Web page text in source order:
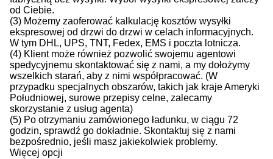
od Ciebie.
(3) Możemy zaoferować kalkulację kosztów wysyłki
ekspresowej od drzwi do drzwi w celach informacyjnych.
W tym DHL, UPS, TNT, Fedex, EMS i poczta lotnicza.
(4) Klient może również pozwolić swojemu agentowi
spedycyjnemu skontaktować się z nami, a my dołożymy
wszelkich starań, aby z nimi współpracować. (W
przypadku specjalnych obszarów, takich jak kraje Ameryki
Południowej, surowe przepisy celne, zalecamy
skorzystanie z usług agenta)
(5) Po otrzymaniu zamówionego ładunku, w ciągu 72
godzin, sprawdź go dokładnie. Skontaktuj się z nami
bezpośrednio, jeśli masz jakiekolwiek problemy.
Więcej opcji